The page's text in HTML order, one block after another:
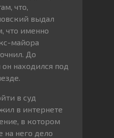
что,
выдал
что именно
майора
До
находился под
в суд
в интернете
в котором
на него дело